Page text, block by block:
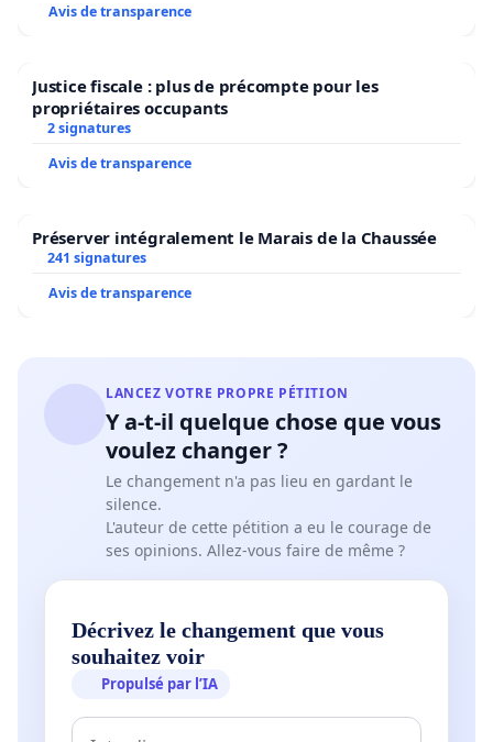
Avis de transparence
Justice fiscale : plus de précompte pour les
propriétaires occupants
2 signatures
Avis de transparence
Préserver intégralement le Marais de la Chaussée
241 signatures
Avis de transparence
LANCEZ VOTRE PROPRE PÉTITION
Y a-t-il quelque chose que vous
voulez changer ?
Le changement n'a pas lieu en gardant le
silence.
L'auteur de cette pétition a eu le courage de
ses opinions. Allez-vous faire de même ?
Décrivez le changement que vous
souhaitez voir
Propulsé par l’IA